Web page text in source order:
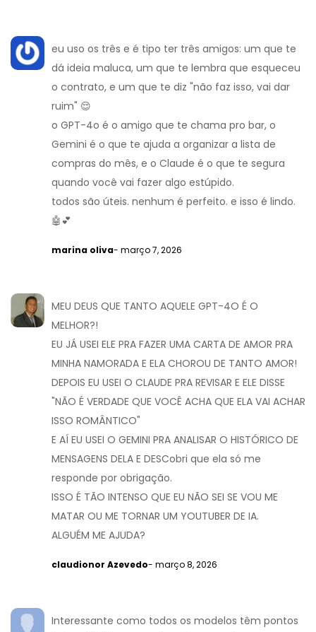
eu uso os três e é tipo ter três amigos: um que te
dá ideia maluca, um que te lembra que esqueceu
o contrato, e um que te diz "não faz isso, vai dar
ruim" 😌
o GPT-4o é o amigo que te chama pro bar, o
Gemini é o que te ajuda a organizar a lista de
compras do mês, e o Claude é o que te segura
quando você vai fazer algo estúpido.
todos são úteis. nenhum é perfeito. e isso é lindo.
🤖💕
marina oliva- março 7, 2026
MEU DEUS QUE TANTO AQUELE GPT-4O É O
MELHOR?!
EU JÁ USEI ELE PRA FAZER UMA CARTA DE AMOR PRA
MINHA NAMORADA E ELA CHOROU DE TANTO AMOR!
DEPOIS EU USEI O CLAUDE PRA REVISAR E ELE DISSE
"NÃO É VERDADE QUE VOCÊ ACHA QUE ELA VAI ACHAR
ISSO ROMÂNTICO"
E AÍ EU USEI O GEMINI PRA ANALISAR O HISTÓRICO DE
MENSAGENS DELA E DESCobri que ela só me
responde por obrigação.
ISSO É TÃO INTENSO QUE EU NÃO SEI SE VOU ME
MATAR OU ME TORNAR UM YOUTUBER DE IA.
ALGUÉM ME AJUDA?
claudionor Azevedo- março 8, 2026
Interessante como todos os modelos têm pontos